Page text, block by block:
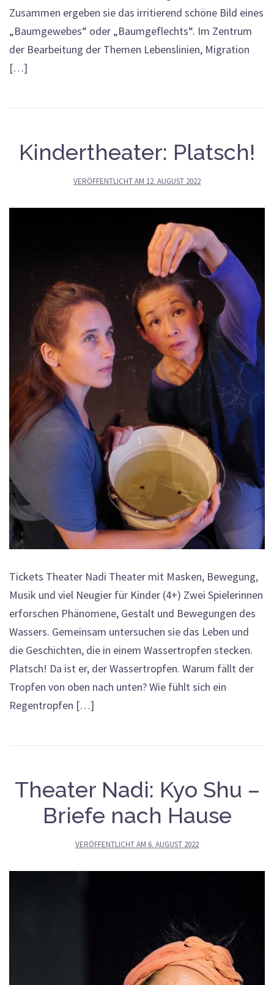
Zusammen ergeben sie das irritierend schöne Bild eines
„Baumgewebes“ oder „Baumgeflechts“. Im Zentrum
der Bearbeitung der Themen Lebenslinien, Migration
[…]
Kindertheater: Platsch!
VERÖFFENTLICHT AM 12. AUGUST 2022
Tickets Theater Nadi Theater mit Masken, Bewegung,
Musik und viel Neugier für Kinder (4+) Zwei Spielerinnen
erforschen Phänomene, Gestalt und Bewegungen des
Wassers. Gemeinsam untersuchen sie das Leben und
die Geschichten, die in einem Wassertropfen stecken.
Platsch! Da ist er, der Wassertropfen. Warum fällt der
Tropfen von oben nach unten? Wie fühlt sich ein
Regentropfen […]
Theater Nadi: Kyo Shu –
Briefe nach Hause
VERÖFFENTLICHT AM 6. AUGUST 2022